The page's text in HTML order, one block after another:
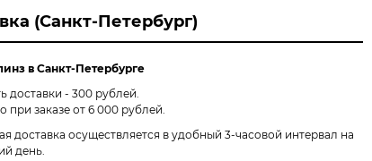
(Санкт-Петербург)
в Санкт-Петербурге
доставки - 300 рублей.
при заказе от 6 000 рублей.
доставка осуществляется в удобный 3-часовой интервал на
день.